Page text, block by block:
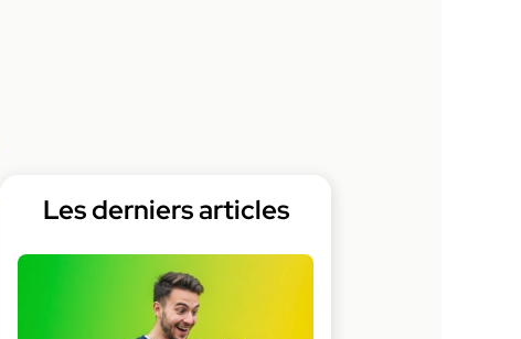
Les derniers articles